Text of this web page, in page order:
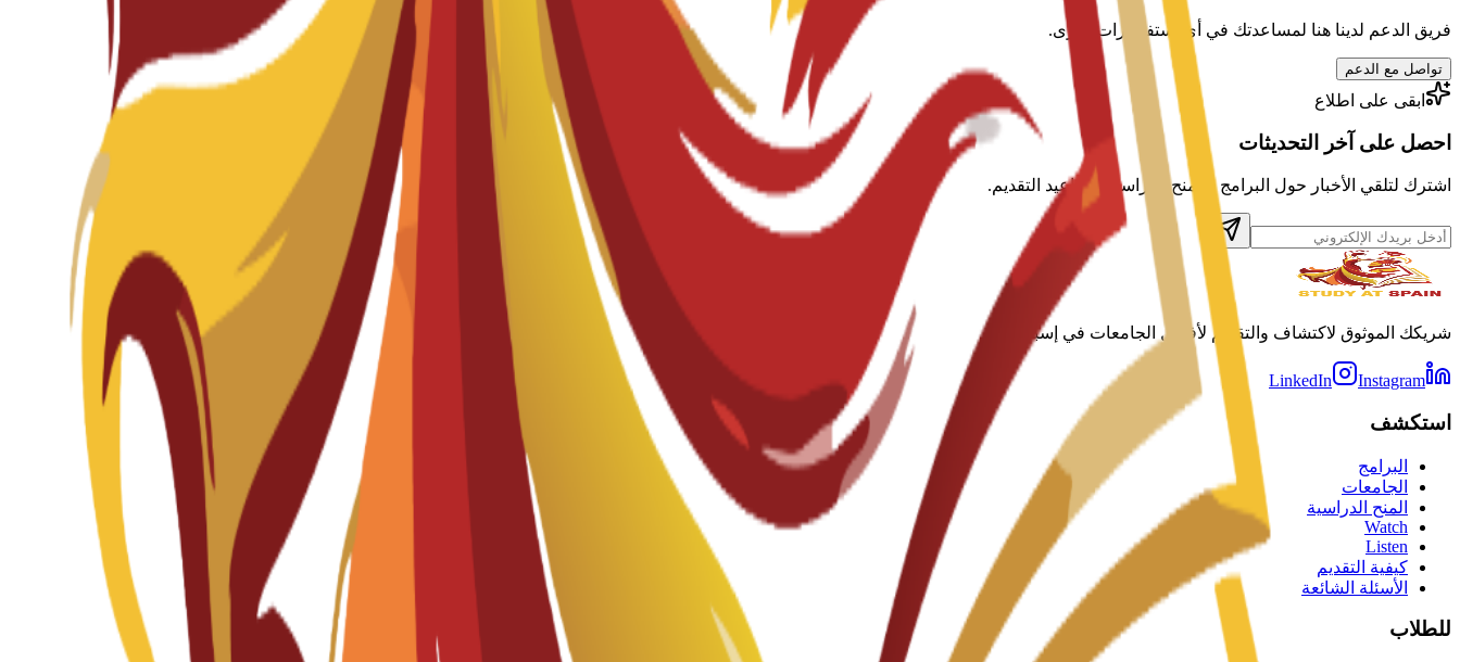
فريق الدعم لدينا هنا لمساعدتك في أي استفسارات أخرى.
تواصل مع الدعم
ابقى على اطلاع
احصل على آخر التحديثات
اشترك لتلقي الأخبار حول البرامج والمنح الدراسية ومواعيد التقديم.
شريكك الموثوق لاكتشاف والتقديم لأفضل الجامعات في إسبانيا.
LinkedIn Instagram
استكشف
البرامج
الجامعات
المنح الدراسية
Watch
Listen
كيفية التقديم
الأسئلة الشائعة
للطلاب